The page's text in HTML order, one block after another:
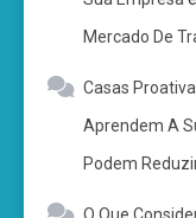
Mercado De
Casas
Aprendem A
Podem
O Que